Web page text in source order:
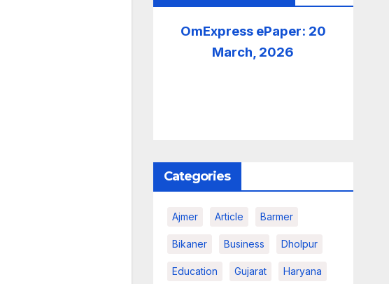
OmExpress ePaper: 20
March, 2026
Categories
Ajmer Article Barmer
Bikaner Business Dholpur
Education Gujarat Haryana